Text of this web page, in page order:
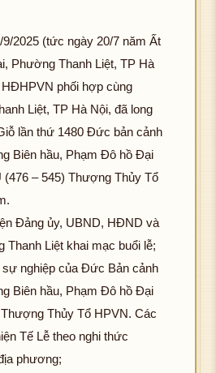
9/2025 (tức ngày 20/7 năm Ất
Phường Thanh Liệt, TP Hà
phối hợp cùng
Liệt, TP Hà Nội, đã long
lần thứ 1480 Đức bản cảnh
Biên hầu, Phạm Đô hồ Đại
– 545) Thượng Thủy Tổ
Đảng ủy, UBND, HĐND và
Thanh Liệt khai mạc buổi lễ;
sự nghiệp của Đức Bản cảnh
Biên hầu, Phạm Đô hồ Đại
Thủy Tổ HPVN. Các
Tế Lễ theo nghi thức
phương;